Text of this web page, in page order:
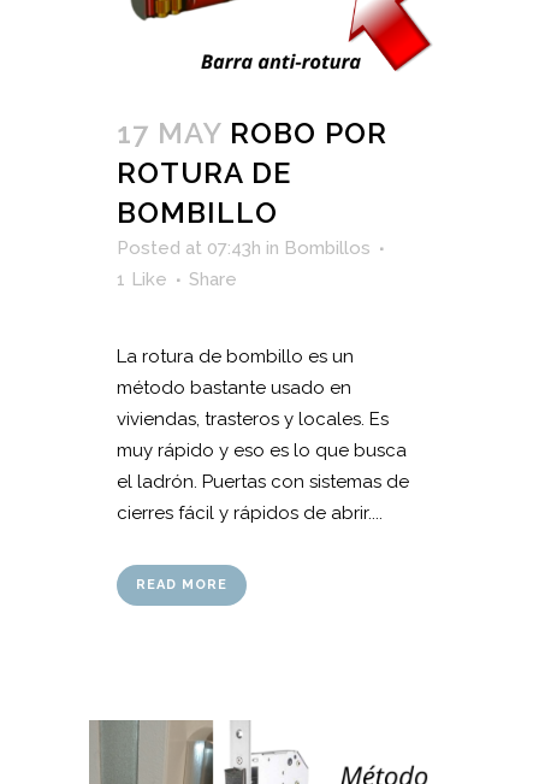
17 MAY ROBO POR
ROTURA DE
BOMBILLO
Posted at 07:43h in Bombillos
1 Like Share
La rotura de bombillo es un
método bastante usado en
viviendas, trasteros y locales. Es
muy rápido y eso es lo que busca
el ladrón. Puertas con sistemas de
cierres fácil y rápidos de abrir....
READ MORE